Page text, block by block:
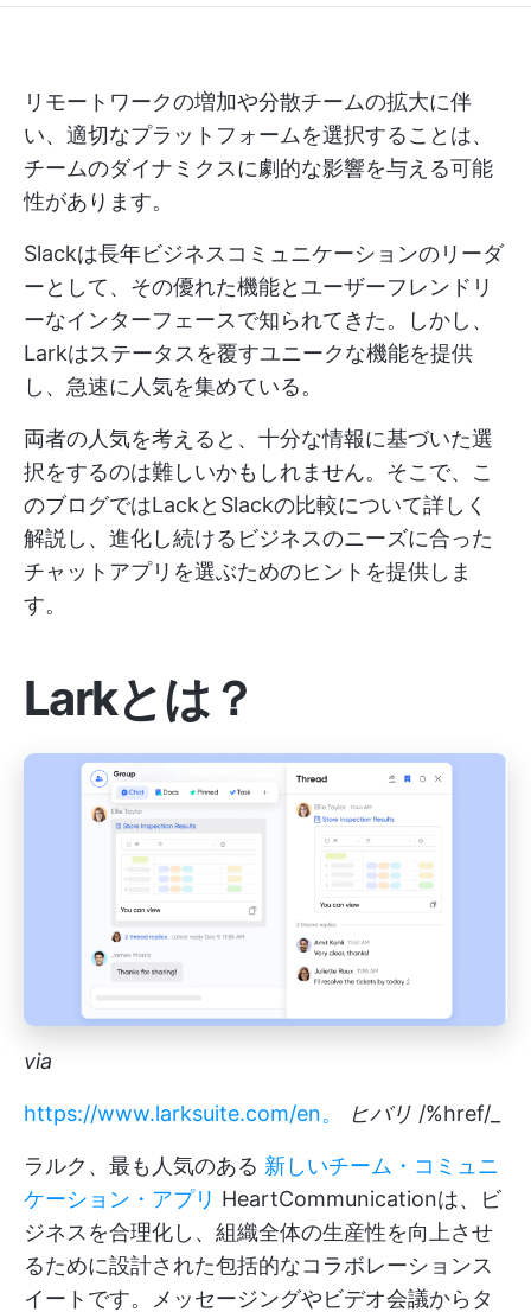
リモートワークの増加や分散チームの拡大に伴
い、適切なプラットフォームを選択することは、
チームのダイナミクスに劇的な影響を与える可能
性があります。
Slackは長年ビジネスコミュニケーションのリーダ
ーとして、その優れた機能とユーザーフレンドリ
ーなインターフェースで知られてきた。しかし、
Larkはステータスを覆すユニークな機能を提供
し、急速に人気を集めている。
両者の人気を考えると、十分な情報に基づいた選
択をするのは難しいかもしれません。そこで、こ
のブログではLackとSlackの比較について詳しく
解説し、進化し続けるビジネスのニーズに合った
チャットアプリを選ぶためのヒントを提供しま
す。
Larkとは？
via
https://www.larksuite.com/en。 ヒバリ /%href/_
ラルク、最も人気のある 新しいチーム・コミュニ
ケーション・アプリ HeartCommunicationは、ビ
ジネスを合理化し、組織全体の生産性を向上させ
るために設計された包括的なコラボレーションス
イートです。メッセージングやビデオ会議からタ